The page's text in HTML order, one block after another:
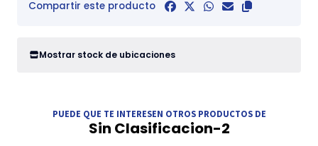
Compartir este producto
Mostrar stock de ubicaciones
PUEDE QUE TE INTERESEN OTROS PRODUCTOS DE
Sin Clasificacion-2